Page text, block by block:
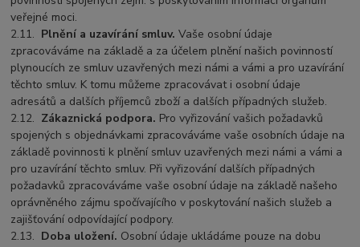
veřejné moci.
2.11. Plnění a uzavírání smluv. Vaše osobní údaje
zpracováváme na základě a za účelem plnění našich povinností
plynoucích ze smluv uzavřených mezi námi a vámi a pro uzavírání
těchto smluv. K tomu můžeme zpracovávat i osobní údaje
adresátů a dalších příjemců zboží a dalších případných služeb.
2.12. Zákaznická podpora. Pro vyřizování vašich požadavků
spojených s objednávkami zpracováváme vaše osobních údaje na
základě povinnosti k plnění smluv uzavřených mezi námi a vámi a
pro uzavírání těchto smluv. Při vyřizování dalších případných
požadavků zpracováváme vaše osobní údaje na základě našeho
oprávněného zájmu spočívajícího v poskytování našich služeb a
zajišťování odpovídající podpory.
2.13. Doba uložení. Osobní údaje ukládáme pouze na dobu